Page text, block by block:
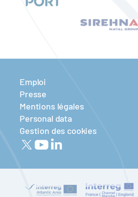
Emploi
Presse
Mentions légales
Personal data
Gestion des cookies